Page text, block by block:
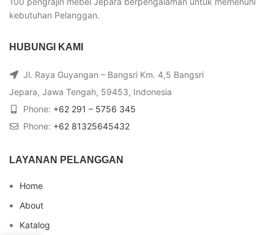
kebutuhan Pelanggan.
HUBUNGI KAMI
Jl. Raya Guyangan – Bangsri Km. 4,5 Bangsri
Jepara, Jawa Tengah, 59453, Indonesia
Phone: +62 291 – 5756 345
Phone: +62 81325645432
LAYANAN PELANGGAN
Home
About
Katalog